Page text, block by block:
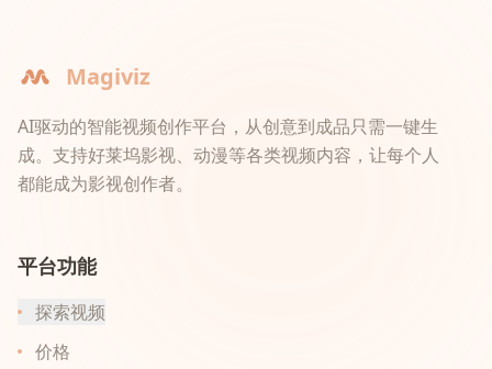
Magiviz
AI驱动的智能视频创作平台，从创意到成品只需一键生
成。支持好莱坞影视、动漫等各类视频内容，让每个人
都能成为影视创作者。
平台功能
探索视频
价格